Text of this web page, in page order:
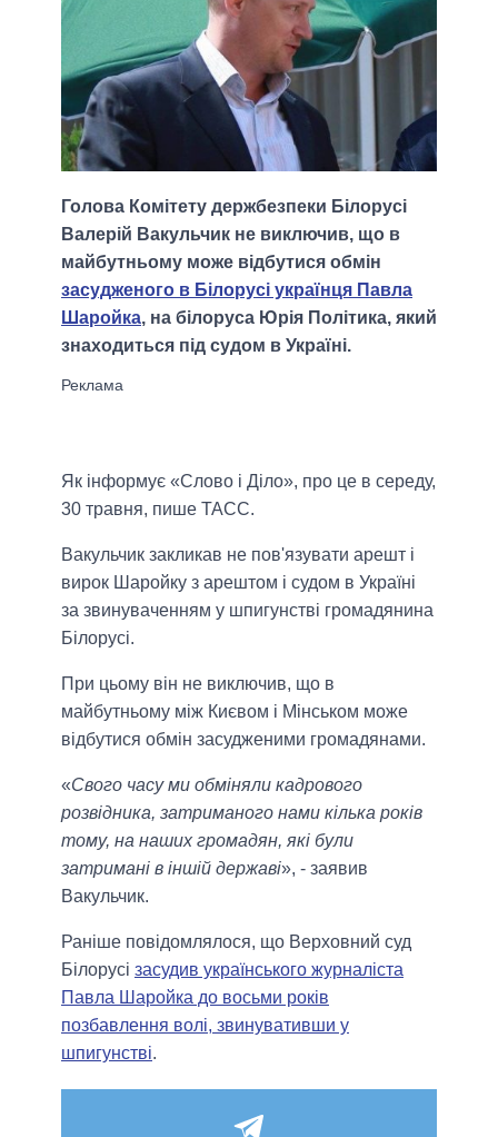
Голова Комітету держбезпеки Білорусі
Валерій Вакульчик не виключив, що в
майбутньому може відбутися обмін
засудженого в Білорусі українця Павла
Шаройка, на білоруса Юрія Політика, який
знаходиться під судом в Україні.
Як інформує «Слово і Діло», про це в середу,
30 травня, пише ТАСС.
Вакульчик закликав не пов'язувати арешт і
вирок Шаройку з арештом і судом в Україні
за звинуваченням у шпигунстві громадянина
Білорусі.
При цьому він не виключив, що в
майбутньому між Києвом і Мінськом може
відбутися обмін засудженими громадянами.
«Свого часу ми обміняли кадрового
розвідника, затриманого нами кілька років
тому, на наших громадян, які були
затримані в іншій державі», - заявив
Вакульчик.
Раніше повідомлялося, що Верховний суд
Білорусі засудив українського журналіста
Павла Шаройка до восьми років
позбавлення волі, звинувативши у
шпигунстві.